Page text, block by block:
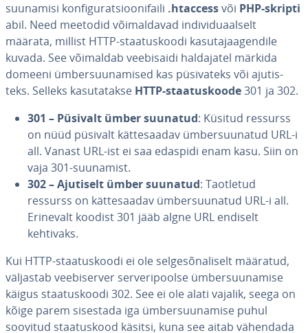
suu­na­misi kon­fi­gu­rat­sioo­ni­faili .htaccessvõi PHP-skripti
abil. Need meetodid või­mal­da­vad in­di­vi­duaal­selt
määrata, millist HTTP-staa­tus­koodi ka­su­ta­jaa­gen­dile
kuvada. See võimaldab vee­bi­saidi hal­da­ja­tel märkida
domeeni üm­ber­suu­na­mised kas pü­si­va­teks või aju­tis­
teks. Selleks ka­su­ta­takse HTTP-staa­tus­koode301 ja 302.
301 – Püsivalt ümber suunatud: Küsitud ressurss
on nüüd püsivalt kät­te­saa­dav üm­ber­suu­na­tud URL-i
all. Vanast URL-ist ei saa edaspidi enam kasu. Siin on
vaja 301-suunamist.
302 – Ajutiselt ümber suunatud: Taotletud
ressurss on kät­te­saa­dav üm­ber­suu­na­tud URL-i all.
Erinevalt koodist 301 jääb algne URL endiselt
kehtivaks.
Kui HTTP-staa­tus­koodi ei ole sel­ge­sõ­na­li­selt määratud,
väljastab vee­bi­ser­ver ser­ve­ri­poolse üm­ber­suu­na­mise
käigus staa­tus­koodi 302. See ei ole alati vajalik, seega on
kõige parem sisestada iga üm­ber­suu­na­mise puhul
soovitud staa­tus­kood käsitsi, kuna see aitab vähendada